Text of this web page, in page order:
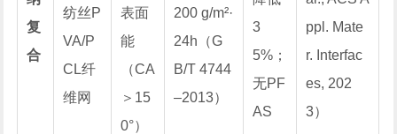
复
合
纺丝P
VA/P
CL纤
维网
表面
能
（CA
＞15
0°）
200 g/m²·
24h（G
B/T 4744
–2013）
3
5%；
无PF
AS
ppl. Mate
r. Interfac
es, 202
3）